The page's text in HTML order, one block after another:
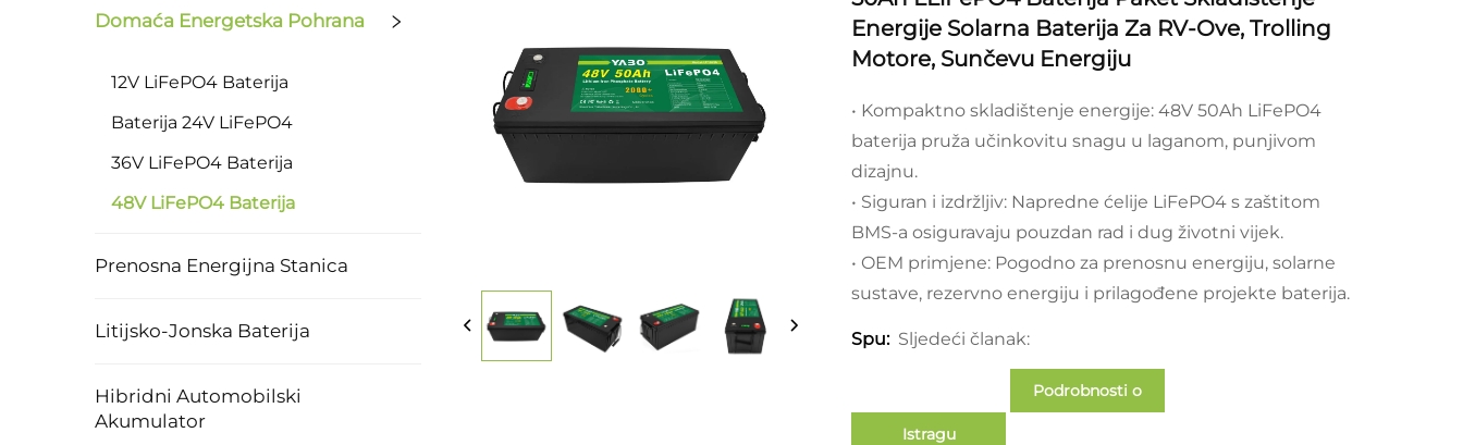
Domaća Energetska Pohrana
12V LiFePO4 Baterija
Baterija 24V LiFePO4
36V LiFePO4 Baterija
48V LiFePO4 Baterija
Prenosna Energijna Stanica
Litijsko-Jonska Baterija
Hibridni Automobilski
Akumulator
Energije Solarna Baterija Za RV-Ove, Trolling
Motore, Sunčevu Energiju
• Kompaktno skladištenje energije: 48V 50Ah LiFePO4
baterija pruža učinkovitu snagu u laganom, punjivom
dizajnu.
• Siguran i izdržljiv: Napredne ćelije LiFePO4 s zaštitom
BMS-a osiguravaju pouzdan rad i dug životni vijek.
• OEM primjene: Pogodno za prenosnu energiju, solarne
sustave, rezervno energiju i prilagođene projekte baterija.
Spu: Sljedeći članak:
Istragu
Podrobnosti o